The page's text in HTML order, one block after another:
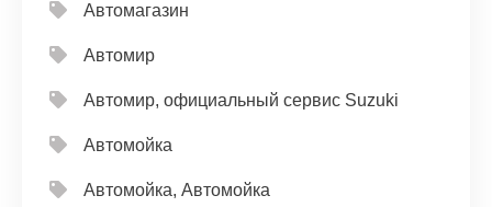
Автомагазин
Автомир
Автомир, официальный сервис Suzuki
Автомойка
Автомойка, Автомойка